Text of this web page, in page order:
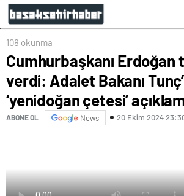
açıklaması
108 okunma
Cumhurbaşkanı Erdoğan
verdi: Adalet Bakanı
‘yenidoğan çetesi’
ABONE OL News 20 Ekim 2024